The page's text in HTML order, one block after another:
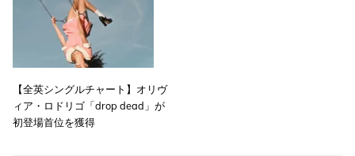
【全英シングルチャート】オリヴ
ィア・ロドリゴ「drop dead」が
初登場首位を獲得